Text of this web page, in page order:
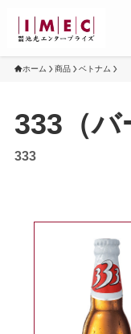
ホーム 商品 ベトナム
333（バ
333